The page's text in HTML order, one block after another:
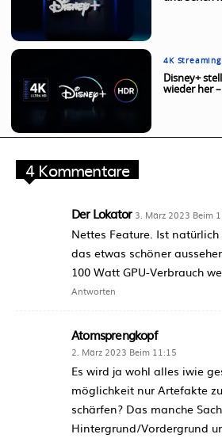
4K Streaming
Disney+
wieder her
4 Kommentare
Der Lokator 3. März 2023 Beim
Nettes Feature. Ist
das etwas schöner
100 Watt GPU-Verbrauch
Antworten
Atomsprengkopf
2. März 2023 Beim 11:15
Es wird ja wohl alles iwie
möglichkeit nur Artefakte
schärfen? Das manche
Hintergrund/Vordergrund